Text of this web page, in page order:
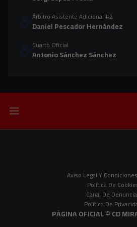
Árbitro Asistente Adicional #2
Daniel Pescador Hernández
Cuarto Oficial
Antonio Sánchez Sánchez
Aviso Legal Y
Política De
Canal De
Política De
PÀGINA OFICIAL © CD